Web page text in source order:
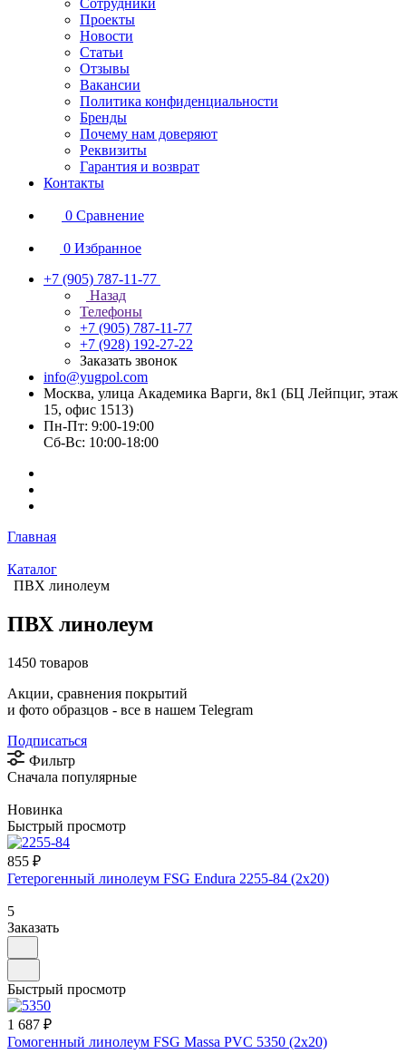
Сотрудники
Проекты
Новости
Статьи
Отзывы
Вакансии
Политика конфиденциальности
Бренды
Почему нам доверяют
Реквизиты
Гарантия и возврат
Контакты
0 Сравнение
0 Избранное
+7 (905) 787-11-77
Назад
Телефоны
+7 (905) 787-11-77
+7 (928) 192-27-22
Заказать звонок
info@yugpol.com
Москва, улица Академика Варги, 8к1 (БЦ Лейпциг, этаж
15, офис 1513)
Пн-Пт: 9:00-19:00
Cб-Вс: 10:00-18:00
Главная
Каталог
ПВХ линолеум
ПВХ линолеум
1450 товаров
Акции, сравнения покрытий
и фото образцов - все в нашем Telegram
Подписаться
Фильтр
Сначала популярные
Новинка
Быстрый просмотр
855 ₽
Гетерогенный линолеум FSG Endura 2255-84 (2х20)
5
Заказать
Быстрый просмотр
1 687 ₽
Гомогенный линолеум FSG Massa PVC 5350 (2х20)